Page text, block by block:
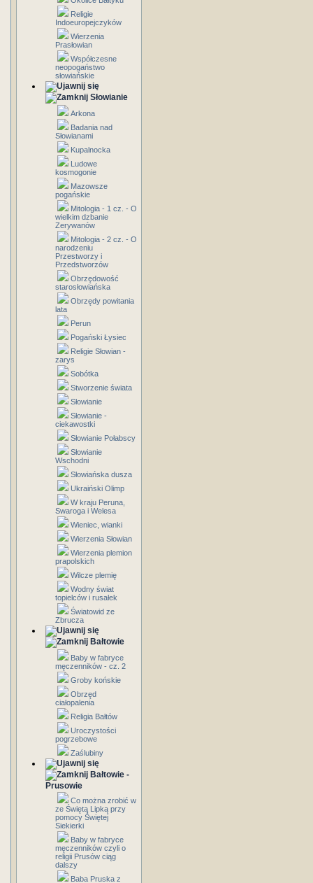
Religie
Indoeuropejczyków
Wierzenia
Prasłowian
Współczesne
neopogaństwo
słowiańskie
Słowianie
Arkona
Badania nad
Słowianami
Kupalnocka
Ludowe
kosmogonie
Mazowsze
pogańskie
Mitologia - 1 cz. - O
wielkim dzbanie
Zerywanów
Mitologia - 2 cz. - O
narodzeniu
Przestworzy i
Przedstworzów
Obrzędowość
starosłowiańska
Obrzędy powitania
lata
Perun
Pogański Łysiec
Religie Słowian -
zarys
Sobótka
Stworzenie świata
Słowianie
Słowianie -
ciekawostki
Słowianie Połabscy
Słowianie
Wschodni
Słowiańska dusza
Ukraiński Olimp
W kraju Peruna,
Swaroga i Welesa
Wieniec, wianki
Wierzenia Słowian
Wierzenia plemion
prapolskich
Wilcze plemię
Wodny świat
topielców i rusałek
Światowid ze
Zbrucza
Bałtowie
Baby w fabryce
męczenników - cz. 2
Groby końskie
Obrzęd
ciałopalenia
Religia Bałtów
Uroczystości
pogrzebowe
Zaślubiny
Bałtowie -
Prusowie
Co można zrobić w
ze Świętą Lipką przy
pomocy Świętej
Siekierki
Baby w fabryce
męczenników czyli o
religii Prusów ciąg
dalszy
Baba Pruska z